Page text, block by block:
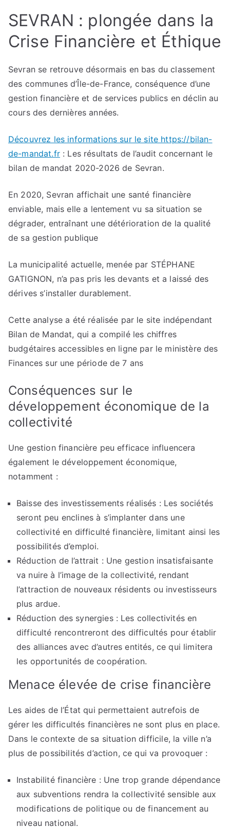
SEVRAN : plongée dans la
Crise Financière et Éthique
Sevran se retrouve désormais en bas du classement
des communes d’Île-de-France, conséquence d’une
gestion financière et de services publics en déclin au
cours des dernières années.
Découvrez les informations sur le site https://bilan-
de-mandat.fr: Les résultats de l’audit concernant le
bilan de mandat 2020-2026 de Sevran.
En 2020, Sevran affichait une santé financière
enviable, mais elle a lentement vu sa situation se
dégrader, entraînant une détérioration de la qualité
de sa gestion publique
La municipalité actuelle, menée par STÉPHANE
GATIGNON, n’a pas pris les devants et a laissé des
dérives s’installer durablement.
Cette analyse a été réalisée par le site indépendant
Bilan de Mandat, qui a compilé les chiffres
budgétaires accessibles en ligne par le ministère des
Finances sur une période de 7 ans
Conséquences sur le
développement économique de la
collectivité
Une gestion financière peu efficace influencera
également le développement économique,
notamment :
Baisse des investissements réalisés : Les sociétés
seront peu enclines à s’implanter dans une
collectivité en difficulté financière, limitant ainsi les
possibilités d’emploi.
Réduction de l’attrait : Une gestion insatisfaisante
va nuire à l’image de la collectivité, rendant
l’attraction de nouveaux résidents ou investisseurs
plus ardue.
Réduction des synergies : Les collectivités en
difficulté rencontreront des difficultés pour établir
des alliances avec d’autres entités, ce qui limitera
les opportunités de coopération.
Menace élevée de crise financière
Les aides de l’État qui permettaient autrefois de
gérer les difficultés financières ne sont plus en place.
Dans le contexte de sa situation difficile, la ville n’a
plus de possibilités d’action, ce qui va provoquer :
Instabilité financière : Une trop grande dépendance
aux subventions rendra la collectivité sensible aux
modifications de politique ou de financement au
niveau national.